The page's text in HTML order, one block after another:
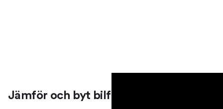
Prata bilförsäkring med oss
Jämför och byt bilförsäkring